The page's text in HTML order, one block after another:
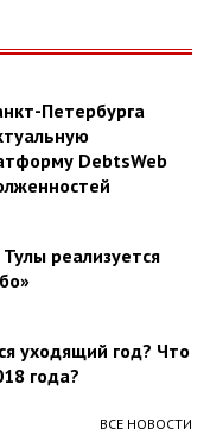
Петербурга
DebtsWeb
реализуется
уходящий год? Что
года?
ВСЕ НОВОСТИ